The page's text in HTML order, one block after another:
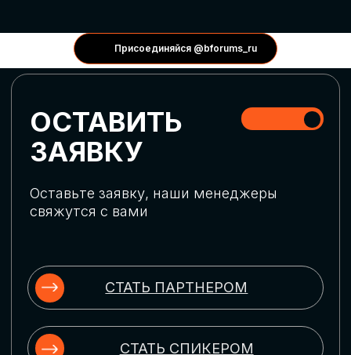
Присоединяйся @bforums_ru
ГЛОБАЛЬНАЯ
ЦИФРОВИЗАЦИЯ
актуальных трендов глобальной цифровой
трансформации. Узнаем о новых подходах
массовом использовании ИИ-
инструментов, обеспечении
ИСКУССТВЕННЫЙ
Узнаем как компании адаптируются к
новой ИИ-реальности. Как ИИ-
сотрудники становятся
«полноправными» членами команды, как
ИИ-помощники забирают на себя рутину
и как можно значительно увеличить
производительность без огромных
затрат на нейросети